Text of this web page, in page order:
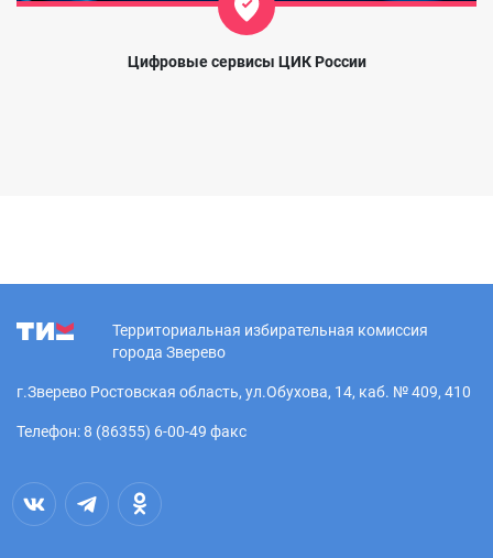
Цифровые сервисы ЦИК России
Территориальная избирательная комиссия
города Зверево
г.Зверево Ростовская область, ул.Обухова, 14, каб. № 409, 410
Телефон: 8 (86355) 6-00-49 факс